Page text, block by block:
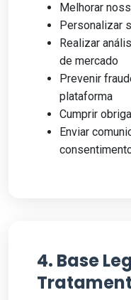
Melhorar
Personalizar
Realizar
de mercado
Prevenir
plataforma
Cumprir
Enviar
4. Base